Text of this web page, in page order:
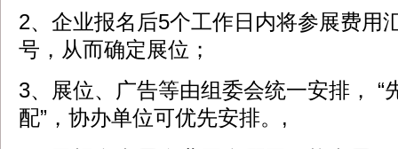
2、企业报名后5个工作日内将参展费用
号，从而确定展位；
3、展位、广告等由组委会统一安排， “
配”，协办单位可优先安排。,